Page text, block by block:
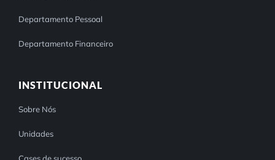
Departamento Pessoal
Departamento Financeiro
INSTITUCIONAL
Sobre Nós
Unidades